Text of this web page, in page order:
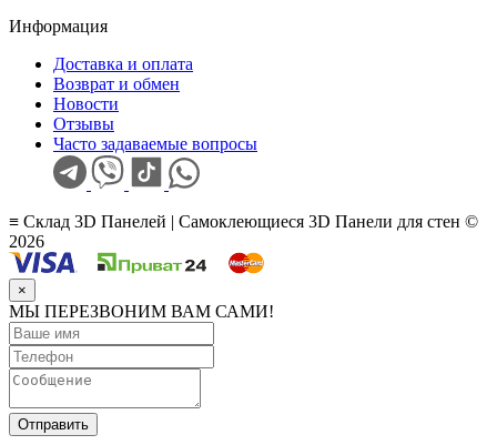
Информация
Доставка и оплата
Возврат и обмен
Новости
Отзывы
Часто задаваемые вопросы
≡ Склад 3D Панелей | Самоклеющиеся 3D Панели для стен ©
2026
×
МЫ ПЕРЕЗВОНИМ ВАМ САМИ!
Отправить